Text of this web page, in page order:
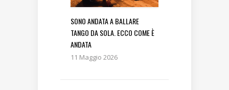
SONO ANDATA A BALLARE
TANGO DA SOLA. ECCO COME È
ANDATA
11 Maggio 2026